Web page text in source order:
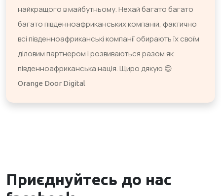
найкращого в майбутньому. Нехай багато багато
багато південноафриканських компаній, фактично
всі південноафриканські компанії обирають їх своїм
діловим партнером і розвиваються разом як
південноафриканська нація. Щиро дякую 😊
Orange Door Digital
Приєднуйтесь до нас